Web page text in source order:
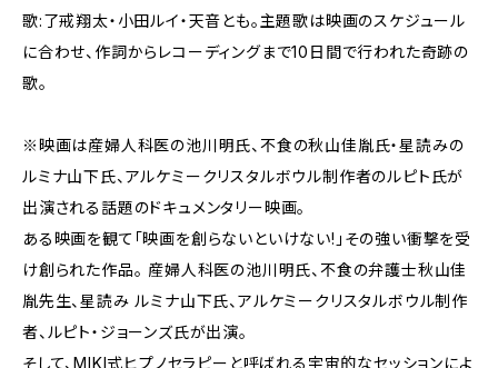
歌:了戒翔太・小田ルイ・天音とも。主題歌は映画のスケジュール
に合わせ、作詞からレコーディングまで10日間で行われた奇跡の
歌。
※映画は産婦人科医の池川明氏、不食の秋山佳胤氏・星読みの
ルミナ山下氏、アルケミークリスタルボウル制作者のルピト氏が
出演される話題のドキュメンタリー映画。
ある映画を観て「映画を創らないといけない!」その強い衝撃を受
け創られた作品。 産婦人科医の池川明氏、不食の弁護士秋山佳
胤先生、星読み ルミナ山下氏、アルケミークリスタルボウル制作
者、ルピト・ジョーンズ氏が出演。
そして、MIKI式ヒプノセラピーと呼ばれる宇宙的なセッションによ